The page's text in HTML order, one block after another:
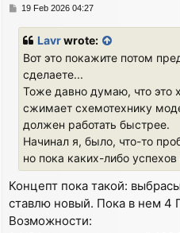
P19 Feb 2026 04:27
Lavrwrote:
Вот это покажите потом
сделаете...
Тоже давно думаю, что это
сжимает схемотехнику
должен работать быстрее.
Начинал я, было, что-то
но пока каких-либо успехов
Концепт пока такой:
ставлю новый. Пока в нем 4
Возможности: